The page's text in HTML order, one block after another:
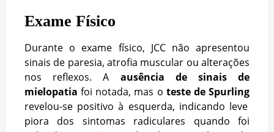
Exame Físico
Durante o exame físico, JCC não apresentou
sinais de paresia, atrofia muscular ou alterações
nos reflexos. A ausência de sinais de
mielopatia foi notada, mas o teste de Spurling
revelou-se positivo à esquerda, indicando leve
piora dos sintomas radiculares quando foi